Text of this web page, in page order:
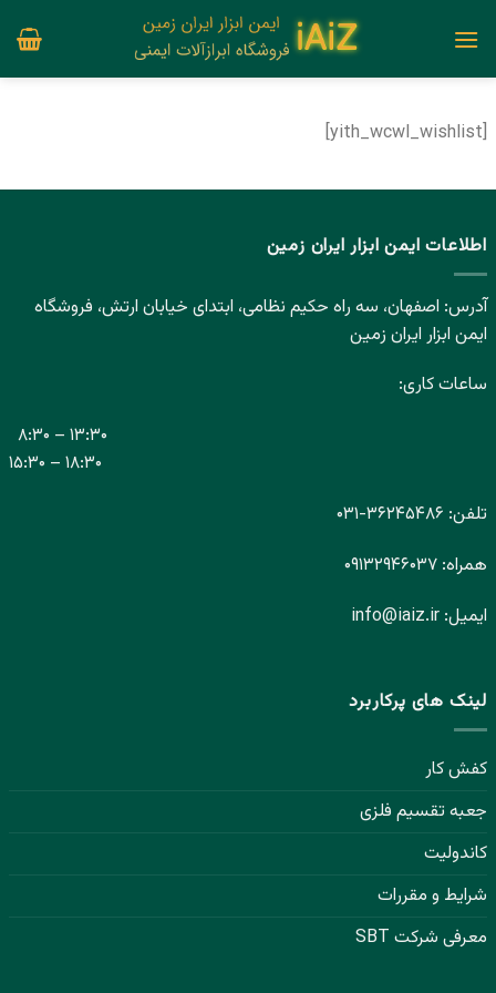
[yith_wcwl_wishlist]
اطلاعات ایمن ابزار ایران زمین
آدرس: اصفهان، سه راه حکیم نظامی، ابتدای خیابان ارتش، فروشگاه
ایمن ابزار ایران زمین
ساعات کاری:
۸:۳۰ – ۱۳:۳۰
۱۵:۳۰ – ۱۸:۳۰
تلفن: ۳۶۲۴۵۴۸۶- ۰۳۱
همراه: ۰۹۱۳۲۹۴۶۰۳۷
ایمیل: info@iaiz.ir
لینک های پرکاربرد
کفش کار
جعبه تقسیم فلزی
کاندولیت
شرایط و مقررات
معرفی شرکت SBT